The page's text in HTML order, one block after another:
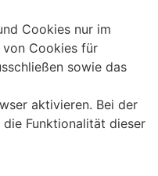
Cookies nur im
von Cookies für
sowie das
aktivieren. Bei der
Funktionalität dieser